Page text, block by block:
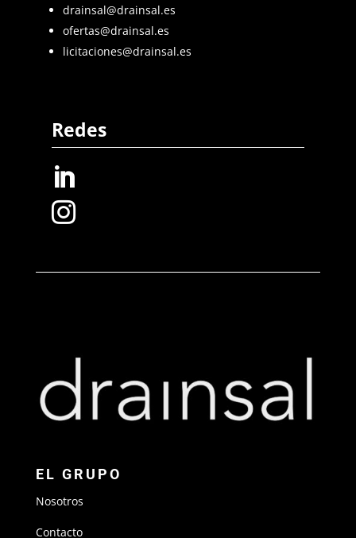
drainsal@drainsal.es
ofertas@drainsal.es
licitaciones@drainsal.es
Redes


EL GRUPO
Nosotros
Contacto